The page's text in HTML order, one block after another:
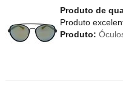
Produto de
Produto
Produto: